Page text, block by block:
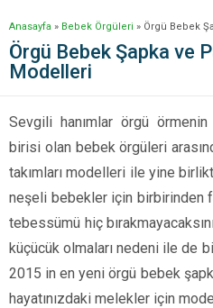
Anasayfa » Bebek Örgüleri » Örgü Bebek
Örgü Bebek Şapka ve
Modelleri
Sevgili hanımlar örgü
birisi olan bebek örgüleri
takımları modelleri ile yine
neşeli bebekler için birbirinden
tebessümü hiç
küçücük olmaları nedeni ile de
2015 in en yeni örgü bebek
hayatınızdaki melekler için